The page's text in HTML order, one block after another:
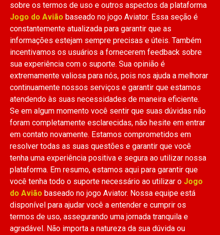
sobre os termos de uso e outros aspectos da plataforma
Jogo do Avião baseado no jogo Aviator. Essa seção é
constantemente atualizada para garantir que as
informações estejam sempre precisas e úteis. Também
incentivamos os usuários a fornecerem feedback sobre
sua experiência com o suporte. Sua opinião é
extremamente valiosa para nós, pois nos ajuda a melhorar
continuamente nossos serviços e garantir que estamos
atendendo às suas necessidades de maneira eficiente.
Se em algum momento você sentir que suas dúvidas não
foram completamente esclarecidas, não hesite em entrar
em contato novamente. Estamos comprometidos em
resolver todas as suas questões e garantir que você
tenha uma experiência positiva e segura ao utilizar nossa
plataforma. Em resumo, estamos aqui para garantir que
você tenha todo o suporte necessário ao utilizar o Jogo
do Avião baseado no jogo Aviator. Nossa equipe está
disponível para ajudar você a entender e cumprir os
termos de uso, assegurando uma jornada tranquila e
agradável. Não importa a natureza da sua dúvida ou